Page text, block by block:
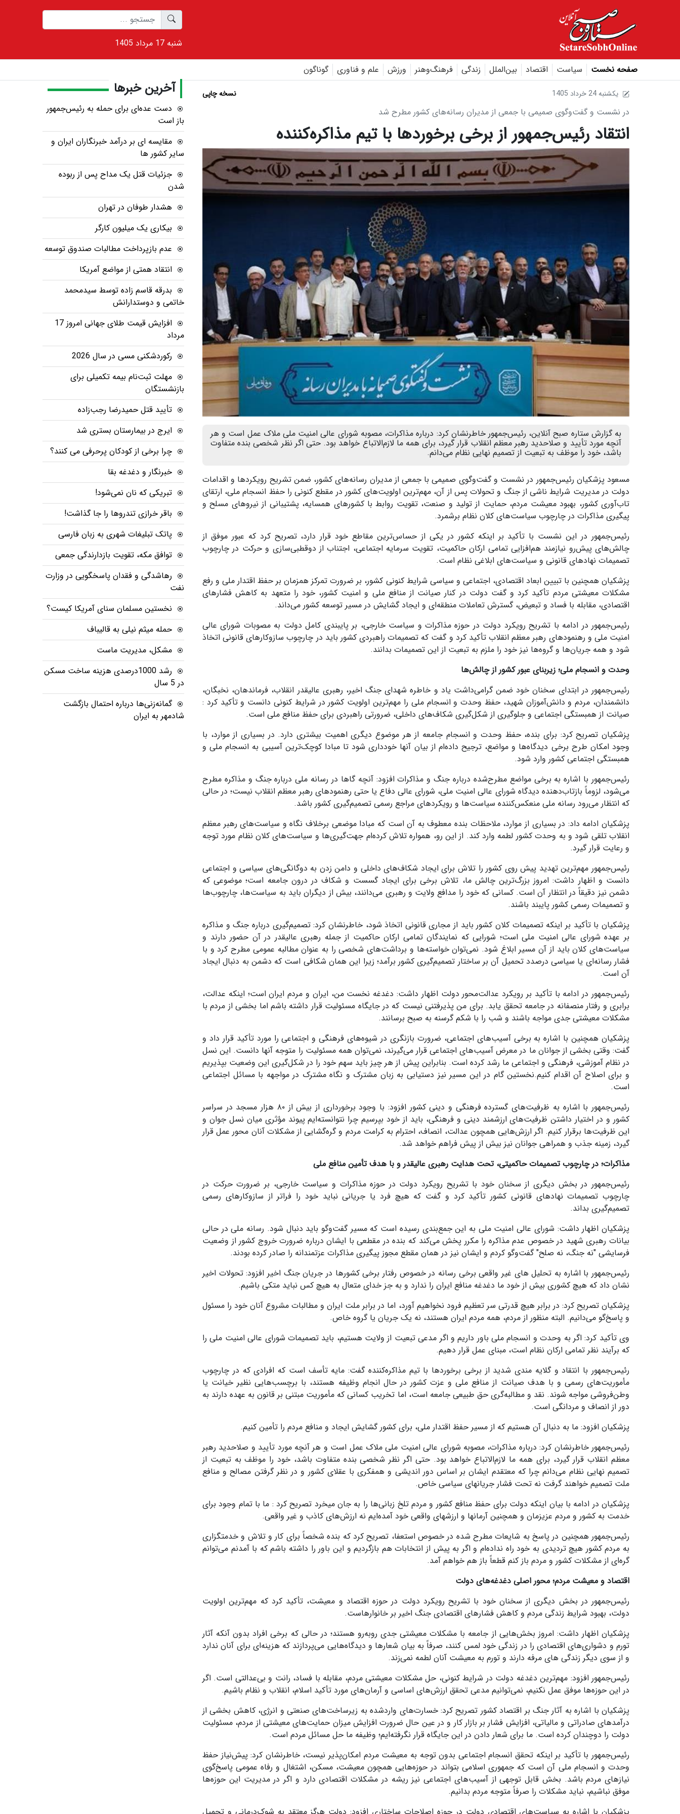
1405 شنبه 17 مرداد
صفحه نخست سیاست اقتصاد بین‌الملل زندگی فرهنگ‌و‌هنر ورزش علم و فناوری گوناگون
1405 يکشنبه 24 خرداد نسخه چاپی
در نشست و گفت‌وگوی صمیمی با جمعی از مدیران رسانه‌های کشور مطرح شد
انتقاد رئیس‌جمهور از برخی برخوردها با تیم‌ مذاکره‌کننده
به گزارش ستاره صبح آنلاین، رئیس‌جمهور خاطرنشان کرد: درباره مذاکرات، مصوبه شورای عالی امنیت ملی ملاک عمل است و هر
آنچه مورد تأیید و صلاحدید رهبر معظم انقلاب قرار گیرد، برای همه ما لازم‌الاتباع خواهد بود. حتی اگر نظر شخصی بنده متفاوت
باشد، خود را موظف به تبعیت از تصمیم نهایی نظام می‌دانم.
مسعود پزشکیان رئیس‌جمهور در نشست و گفت‌وگوی صمیمی با جمعی از مدیران رسانه‌های کشور، ضمن تشریح رویکردها و اقدامات
دولت در مدیریت شرایط ناشی از جنگ و تحولات پس از آن، مهم‌ترین اولویت‌های کشور در مقطع کنونی را حفظ انسجام ملی، ارتقای
تاب‌آوری کشور، بهبود معیشت مردم، حمایت از تولید و صنعت، تقویت روابط با کشورهای همسایه، پشتیبانی از نیروهای مسلح و
پیگیری مذاکرات در چارچوب سیاست‌های کلان نظام برشمرد.
رئیس‌جمهور در این نشست با تأکید بر اینکه کشور در یکی از حساس‌ترین مقاطع خود قرار دارد، تصریح کرد که عبور موفق از
چالش‌های پیش‌رو نیازمند هم‌افزایی تمامی ارکان حاکمیت، تقویت سرمایه اجتماعی، اجتناب از دوقطبی‌سازی و حرکت در چارچوب
تصمیمات نهادهای قانونی و سیاست‌های ابلاغی نظام است.
پزشکیان همچنین با تبیین ابعاد اقتصادی، اجتماعی و سیاسی شرایط کنونی کشور، بر ضرورت تمرکز همزمان بر حفظ اقتدار ملی و رفع
مشکلات معیشتی مردم تأکید کرد و گفت دولت در کنار صیانت از منافع ملی و امنیت کشور، خود را متعهد به کاهش فشارهای
اقتصادی، مقابله با فساد و تبعیض، گسترش تعاملات منطقه‌ای و ایجاد گشایش در مسیر توسعه کشور می‌داند.
رئیس‌جمهور در ادامه با تشریح رویکرد دولت در حوزه مذاکرات و سیاست خارجی، بر پایبندی کامل دولت به مصوبات شورای عالی
امنیت ملی و رهنمودهای رهبر معظم انقلاب تأکید کرد و گفت که تصمیمات راهبردی کشور باید در چارچوب سازوکارهای قانونی اتخاذ
شود و همه جریان‌ها و گروه‌ها نیز خود را ملزم به تبعیت از این تصمیمات بدانند.
وحدت و انسجام ملی؛ زیربنای عبور کشور از چالش‌ها
رئیس‌جمهور در ابتدای سخنان خود ضمن گرامی‌داشت یاد و خاطره شهدای جنگ اخیر، رهبری عالیقدر انقلاب، فرماندهان، نخبگان،
دانشمندان، مردم و دانش‌آموزان شهید، حفظ وحدت و انسجام ملی را مهم‌ترین اولویت کشور در شرایط کنونی دانست و تأکید کرد :
صیانت از همبستگی اجتماعی و جلوگیری از شکل‌گیری شکاف‌های داخلی، ضرورتی راهبردی برای حفظ منافع ملی است.
پزشکیان تصریح کرد: برای بنده، حفظ وحدت و انسجام جامعه از هر موضوع دیگری اهمیت بیشتری دارد. در بسیاری از موارد، با
وجود امکان طرح برخی دیدگاه‌ها و مواضع، ترجیح داده‌ام از بیان آنها خودداری شود تا مبادا کوچک‌ترین آسیبی به انسجام ملی و
همبستگی اجتماعی کشور وارد شود.
رئیس‌جمهور با اشاره به برخی مواضع مطرح‌شده درباره جنگ و مذاکرات افزود: آنچه گاها در رسانه ملی درباره جنگ و مذاکره مطرح
می‌شود، لزوماً بازتاب‌دهنده دیدگاه شورای عالی امنیت ملی، شورای عالی دفاع یا حتی رهنمودهای رهبر معظم انقلاب نیست؛ در حالی
که انتظار می‌رود رسانه ملی منعکس‌کننده سیاست‌ها و رویکردهای مراجع رسمی تصمیم‌گیری کشور باشد.
پزشکیان ادامه داد: در بسیاری از موارد، ملاحظات بنده معطوف به آن است که مبادا موضعی برخلاف نگاه و سیاست‌های رهبر معظم
انقلاب تلقی شود و به وحدت کشور لطمه وارد کند. از این رو، همواره تلاش کرده‌ام جهت‌گیری‌ها و سیاست‌های کلان نظام مورد توجه
و رعایت قرار گیرد.
رئیس‌جمهور مهم‌ترین تهدید پیش روی کشور را تلاش برای ایجاد شکاف‌های داخلی و دامن زدن به دوگانگی‌های سیاسی و اجتماعی
دانست و اظهار داشت: امروز بزرگ‌ترین چالش ما، تلاش برخی برای ایجاد گسست و شکاف در درون جامعه است؛ موضوعی که
دشمن نیز دقیقاً در انتظار آن است. کسانی که خود را مدافع ولایت و رهبری می‌دانند، بیش از دیگران باید به سیاست‌ها، چارچوب‌ها
و تصمیمات رسمی کشور پایبند باشند.
پزشکیان با تأکید بر اینکه تصمیمات کلان کشور باید از مجاری قانونی اتخاذ شود، خاطرنشان کرد: تصمیم‌گیری درباره جنگ و مذاکره
بر عهده شورای عالی امنیت ملی است؛ شورایی که نمایندگان تمامی ارکان حاکمیت از جمله رهبری عالیقدر در آن حضور دارند و
سیاست‌های کلان باید از آن مسیر ابلاغ شود. نمی‌توان خواسته‌ها و برداشت‌های شخصی را به عنوان مطالبه عمومی مطرح کرد و با
فشار رسانه‌ای یا سیاسی درصدد تحمیل آن بر ساختار تصمیم‌گیری کشور برآمد؛ زیرا این همان شکافی است که دشمن به دنبال ایجاد
آن است.
رئیس‌جمهور در ادامه با تأکید بر رویکرد عدالت‌محور دولت اظهار داشت: دغدغه نخست من، ایران و مردم ایران است؛ اینکه عدالت،
برابری و رفتار منصفانه در جامعه تحقق یابد. برای من پذیرفتنی نیست که در جایگاه مسئولیت قرار داشته باشم اما بخشی از مردم با
مشکلات معیشتی جدی مواجه باشند و شب را با شکم گرسنه به صبح برسانند.
پزشکیان همچنین با اشاره به برخی آسیب‌های اجتماعی، ضرورت بازنگری در شیوه‌های فرهنگی و اجتماعی را مورد تأکید قرار داد و
گفت: وقتی بخشی از جوانان ما در معرض آسیب‌های اجتماعی قرار می‌گیرند، نمی‌توان همه مسئولیت را متوجه آنها دانست. این نسل
در نظام آموزشی، فرهنگی و اجتماعی ما رشد کرده است. بنابراین پیش از هر چیز باید سهم خود را در شکل‌گیری این وضعیت بپذیریم
و برای اصلاح آن اقدام کنیم.نخستین گام در این مسیر نیز دستیابی به زبان مشترک و نگاه مشترک در مواجهه با مسائل اجتماعی
است.
رئیس‌جمهور با اشاره به ظرفیت‌های گسترده فرهنگی و دینی کشور افزود: با وجود برخورداری از بیش از ۸۰ هزار مسجد در سراسر
کشور و در اختیار داشتن ظرفیت‌های ارزشمند دینی و فرهنگی، باید از خود بپرسیم چرا نتوانسته‌ایم پیوند مؤثری میان نسل جوان و
این ظرفیت‌ها برقرار کنیم. اگر ارزش‌هایی همچون عدالت، انصاف، احترام به کرامت مردم و گره‌گشایی از مشکلات آنان محور عمل قرار
گیرد، زمینه جذب و همراهی جوانان نیز بیش از پیش فراهم خواهد شد.
مذاکرات؛ در چارچوب تصمیمات حاکمیتی، تحت هدایت رهبری عالیقدر و با هدف تأمین منافع ملی
رئیس‌جمهور در بخش دیگری از سخنان خود با تشریح رویکرد دولت در حوزه مذاکرات و سیاست خارجی، بر ضرورت حرکت در
چارچوب تصمیمات نهادهای قانونی کشور تأکید کرد و گفت که هیچ فرد یا جریانی نباید خود را فراتر از سازوکارهای رسمی
تصمیم‌گیری بداند.
پزشکیان اظهار داشت: شورای عالی امنیت ملی به این جمع‌بندی رسیده است که مسیر گفت‌وگو باید دنبال شود. رسانه ملی در حالی
بیانات رهبری شهید در خصوص عدم مذاکره را مکرر پخش می‌کند که بنده در مقطعی با ایشان درباره ضرورت خروج کشور از وضعیت
فرسایشی "نه جنگ، نه صلح" گفت‌وگو کردم و ایشان نیز در همان مقطع مجوز پیگیری مذاکرات عزتمندانه را صادر کرده بودند.
رئیس‌جمهور با اشاره به تحلیل های غیر واقعی برخی رسانه در خصوص رفتار برخی کشورها در جریان جنگ اخیر افزود: تحولات اخیر
نشان داد که هیچ کشوری بیش از خود ما دغدغه منافع ایران را ندارد و به جز خدای متعال به هیچ کس نباید متکی باشیم.
پزشکیان تصریح کرد: در برابر هیچ قدرتی سر تعظیم فرود نخواهیم آورد، اما در برابر ملت ایران و مطالبات مشروع آنان خود را مسئول
و پاسخ‌گو می‌دانیم. البته منظور از مردم، همه مردم ایران هستند، نه یک جریان یا گروه خاص.
وی تأکید کرد: اگر به وحدت و انسجام ملی باور داریم و اگر مدعی تبعیت از ولایت هستیم، باید تصمیمات شورای عالی امنیت ملی را
که برآیند نظر تمامی ارکان نظام است، مبنای عمل قرار دهیم.
رئیس‌جمهور با انتقاد و گلایه مندی شدید از برخی برخوردها با تیم‌ مذاکره‌کننده گفت: مایه تأسف است که افرادی که در چارچوب
مأموریت‌های رسمی و با هدف صیانت از منافع ملی و عزت کشور در حال انجام وظیفه هستند، با برچسب‌هایی نظیر خیانت یا
وطن‌فروشی مواجه شوند. نقد و مطالبه‌گری حق طبیعی جامعه است، اما تخریب کسانی که مأموریت مبتنی بر قانون به عهده دارند به
دور از انصاف و مردانگی است.
پزشکیان افزود: ما به دنبال آن هستیم که از مسیر حفظ اقتدار ملی، برای کشور گشایش ایجاد و منافع مردم را تأمین کنیم.
رئیس‌جمهور خاطرنشان کرد: درباره مذاکرات، مصوبه شورای عالی امنیت ملی ملاک عمل است و هر آنچه مورد تأیید و صلاحدید رهبر
معظم انقلاب قرار گیرد، برای همه ما لازم‌الاتباع خواهد بود. حتی اگر نظر شخصی بنده متفاوت باشد، خود را موظف به تبعیت از
تصمیم نهایی نظام می‌دانم چرا که معتقدم ایشان بر اساس دور اندیشی و همفکری با عقلای کشور و در نظر گرفتن مصالح و منافع
ملت تصمیم خواهند گرفت نه تحت فشار جریانهای سیاسی خاص.
پزشکیان در ادامه با بیان اینکه دولت برای حفظ منافع کشور و مردم تلخ زبانی‌ها را به جان میخرد تصریح کرد : ما با تمام وجود برای
خدمت به کشور و مردم عزیزمان و همچنین آرمانها و ارزشهای واقعی خود آمده‌ایم نه ارزش‌های کاذب و غیر واقعی.
رئیس‌جمهور همچنین در پاسخ به شایعات مطرح شده در خصوص استعفا، تصریح کرد که بنده شخصاً برای کار و تلاش و خدمتگزاری
به مردم کشور هیچ تردیدی به خود راه نداده‌ام و اگر به پیش از انتخابات هم بازگردیم و این باور را داشته باشم که با آمدنم می‌توانم
گره‌ای از مشکلات کشور و مردم باز کنم قطعاً باز هم خواهم آمد.
اقتصاد و معیشت مردم؛ محور اصلی دغدغه‌های دولت
رئیس‌جمهور در بخش دیگری از سخنان خود با تشریح رویکرد دولت در حوزه اقتصاد و معیشت، تأکید کرد که مهم‌ترین اولویت
دولت، بهبود شرایط زندگی مردم و کاهش فشارهای اقتصادی جنگ اخیر بر خانوارهاست.
پزشکیان اظهار داشت: امروز بخش‌هایی از جامعه با مشکلات معیشتی جدی روبه‌رو هستند؛ در حالی که برخی افراد بدون آنکه آثار
تورم و دشواری‌های اقتصادی را در زندگی خود لمس کنند، صرفاً به بیان شعارها و دیدگاه‌هایی می‌پردازند که هزینه‌ای برای آنان ندارد
و از سوی دیگر زندگی های مرفه دارند و تورم به معیشت آنان لطمه نمی‌زند.
رئیس‌جمهور افزود: مهم‌ترین دغدغه دولت در شرایط کنونی، حل مشکلات معیشتی مردم، مقابله با فساد، رانت و بی‌عدالتی است. اگر
در این حوزه‌ها موفق عمل نکنیم، نمی‌توانیم مدعی تحقق ارزش‌های اساسی و آرمان‌های مورد تأکید اسلام، انقلاب و نظام باشیم.
پزشکیان با اشاره به آثار جنگ بر اقتصاد کشور تصریح کرد: خسارت‌های واردشده به زیرساخت‌های صنعتی و انرژی، کاهش بخشی از
درآمدهای صادراتی و مالیاتی، افزایش فشار بر بازار کار و در عین حال ضرورت افزایش میزان حمایت‌های معیشتی از مردم، مسئولیت
دولت را دوچندان کرده است. ما برای شعار دادن در این جایگاه قرار نگرفته‌ایم؛ وظیفه ما حل مسائل مردم است.
رئیس‌جمهور با تأکید بر اینکه تحقق انسجام اجتماعی بدون توجه به معیشت مردم امکان‌پذیر نیست، خاطرنشان کرد: پیش‌نیاز حفظ
وحدت و انسجام ملی آن است که جمهوری اسلامی بتواند در حوزه‌هایی همچون معیشت، مسکن، اشتغال و رفاه عمومی پاسخ‌گوی
نیازهای مردم باشد. بخش قابل توجهی از آسیب‌های اجتماعی نیز ریشه در مشکلات اقتصادی دارد و اگر در مدیریت این حوزه‌ها
موفق نباشیم، نباید مشکلات را صرفاً متوجه مردم بدانیم.
آخرین خبرها
دست عده‌ای برای حمله به رئیس‌جمهور
باز است
مقایسه ای بر درآمد خبرنگاران ایران و
سایر کشور ها
جزئیات قتل یک مداح پس از ربوده
شدن
هشدار طوفان در تهران
بیکاری یک میلیون کارگر
عدم بازپرداخت مطالبات صندوق توسعه
انتقاد همتی از مواضع آمریکا
بدرقه قاسم زاده توسط سیدمحمد
خاتمی و دوستدارانش
افزایش قیمت طلای جهانی امروز 17
مرداد
رکوردشکنی مسی در سال 2026
مهلت ثبت‌نام بیمه تکمیلی برای
بازنشستگان
تأیید قتل حمیدرضا رجب‌زاده
ایرج در بیمارستان بستری شد
چرا برخی از کودکان پرحرفی می کنند؟
خبرنگار و دغدغه بقا
تبریکی که نان نمی‌شود!
باقر خرازی تندروها را جا گذاشت!
پاتک تبلیغات شهری به زبان فارسی
توافق مکه، تقویت بازدارندگی جمعی
رهاشدگی و فقدان پاسخگویی در وزارت
نفت
نخستین مسلمان سنای آمریکا کیست؟
حمله میثم نیلی به قالیباف
مشکل، مدیریت ماست
رشد 1000درصدی هزینه ساخت مسکن
در 5 سال
گمانه‌زنی‌ها درباره احتمال بازگشت
شادمهر به ایران